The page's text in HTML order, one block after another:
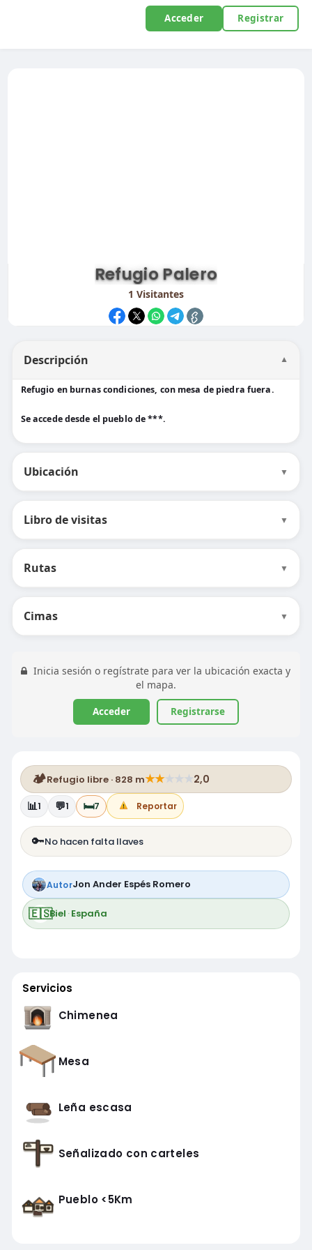
Acceder Registrar
Refugio Palero
1 Visitantes
Descripción ▼
Refugio en burnas condiciones, con mesa de piedra fuera.
Se accede desde el pueblo de ***.
Ubicación ▼
Libro de visitas ▼
Rutas ▼
Cimas ▼
Inicia sesión o regístrate para ver la ubicación exacta y
el mapa.
Acceder Registrarse
🏕️Refugio libre · 828 m★★★ ★ ★2,0
📊1 💬1 🛏️7 Reportar
🔑No hacen falta llaves
AutorJon Ander Espés Romero
🇪🇸Biel ·España
Servicios
Chimenea
Mesa
Leña escasa
Señalizado con carteles
Pueblo <5Km